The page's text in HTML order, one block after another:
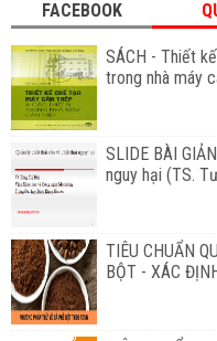
FACEBOOK
SÁCH - Thiết
trong nhà máy
SLIDE BÀI
nguy hại (TS.
TIÊU CHUẨN
BỘT - XÁC